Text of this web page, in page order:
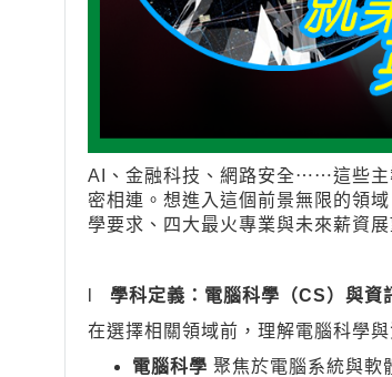
AI、金融科技、網路安全⋯⋯這些主
密相連。想進入這個前景無限的領
學要求、四大最火專業與未來薪資
學科定義：電腦科學（CS）與資
在選擇相關領域前，理解電腦科學
電腦科學 聚焦於電腦系統與軟